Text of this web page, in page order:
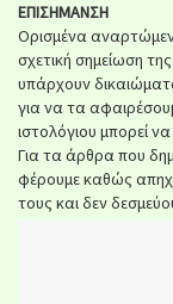
ΕΠΙΣΗΜΑΝΣΗ
Ορισμένα
σχετική σημείωση
υπάρχουν
για να τα
ιστολόγιου μπορεί
Για τα άρθρα που
φέρουμε καθώς
τους και δεν